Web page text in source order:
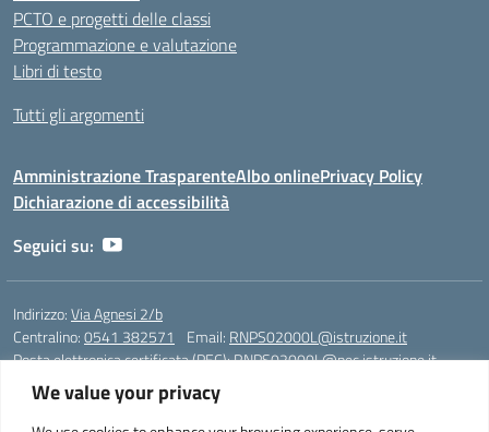
We value your privacy
PCTO e progetti delle classi
Programmazione e valutazione
Libri di testo
Tutti gli argomenti
Amministrazione TrasparenteAlbo onlinePrivacy Policy
Dichiarazione di accessibilità
Seguici su:
Indirizzo:Via Agnesi 2/b
Centralino:0541 382571 Email: RNPS02000L@istruzione.it
Posta elettronica certificata (PEC):RNPS02000L@pec.istruzione.it
Codice fiscale: 82009530401
Codice meccanografico: RNPS02000L